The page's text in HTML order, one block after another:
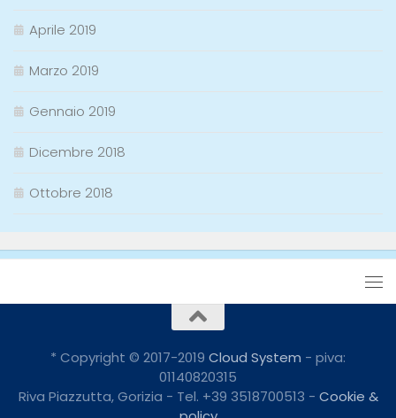
Aprile 2019
Marzo 2019
Gennaio 2019
Dicembre 2018
Ottobre 2018
* Copyright © 2017-2019 Cloud System - piva:
01140820315
Riva Piazzutta, Gorizia - Tel. +39 3518700513 - Cookie &